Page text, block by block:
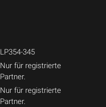
LP354-345
Nur für registrierte
Partner.
Nur für registrierte
Partner.